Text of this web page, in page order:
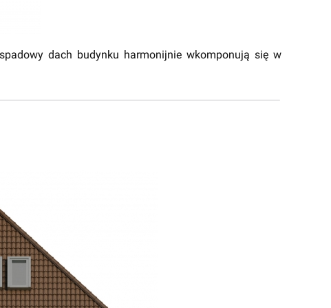
dach budynku harmonijnie wkomponują się w